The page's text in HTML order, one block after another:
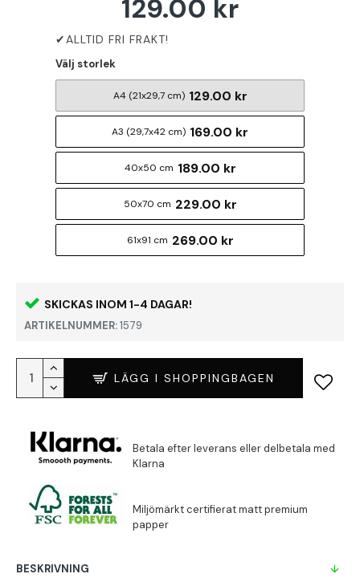
SKICKAS INOM 1-4 DAGAR!
ARTIKELNUMMER:1579
129.00 kr
Välj storlek
A4 (21x29,7 cm) 129.00 kr
A3 (29,7x42 cm) 169.00 kr
40x50 cm 189.00 kr
50x70 cm 229.00 kr
61x91 cm 269.00 kr
LÄGG I SHOPPINGBAGEN
BESKRIVNING